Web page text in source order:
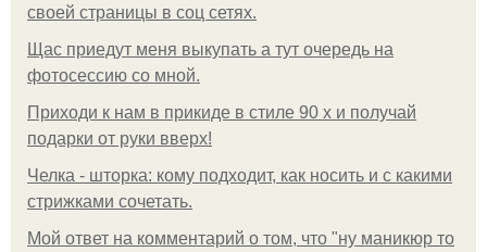
своей страницы в соц сетях.
Щас приедут меня выкупать а тут очередь на
фотосессию со мной.
Приходи к нам в прикиде в стиле 90 х и получай
подарки от руки вверх!
Челка - шторка: кому подходит, как носить и с какими
стрижками сочетать.
Мой ответ на комментарий о том, что "ну маникюр то